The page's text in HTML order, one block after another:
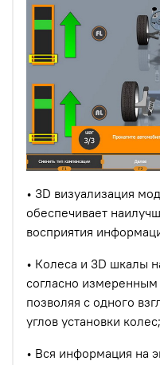
• 3D визуализация
обеспечивает
восприятия
• Колеса и 3D шкалы
согласно
позволяя с одного
углов установки колес;
• Вся информация на